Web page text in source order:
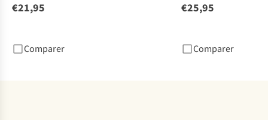
€21,95
Comparer
€25,95
Comparer